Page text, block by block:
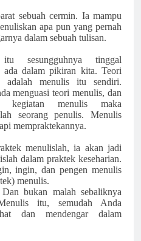
sebuah cermin. Ia mampu
apa pun yang pernah
dalam sebuah tulisan.
sesungguhnya tinggal
ada dalam pikiran kita. Teori
adalah menulis itu sendiri.
menguasi teori menulis, dan
kegiatan menulis maka
seorang penulis. Menulis
mempraktekannya.
menulislah, ia akan jadi
dalam praktek keseharian.
ingin, dan pengen menulis
menulis.
bukan malah sebaliknya
itu, semudah Anda
dan mendengar dalam